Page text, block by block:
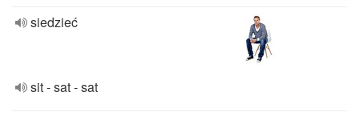
siedzieć
sit - sat - sat